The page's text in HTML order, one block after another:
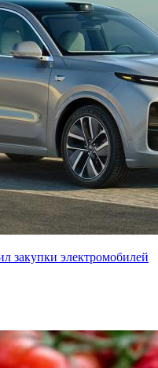
закупки электромобилей